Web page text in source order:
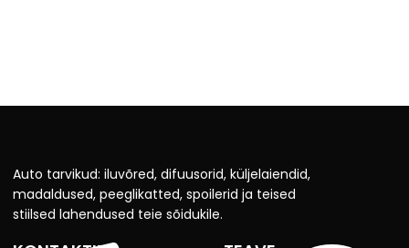
Auto tarvikud: iluvõred, difuusorid, küljelaiendid,
madaldused, peeglikatted, spoilerid ja teised
stiilsed lahendused teie sõidukile.